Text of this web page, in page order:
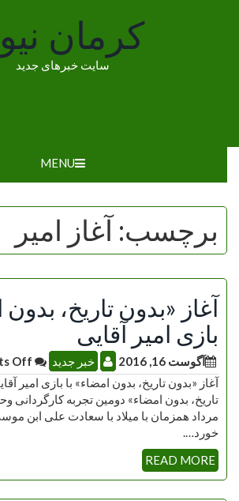
کرمان
سایت خبرهای جدید
MENU
برچسب: آغاز امیر
آغاز «بدون تاریخ، بدون
بازی امیر آقایی
آگوست 16, 2016 خبر جدید
آغاز «بدون تاریخ، بدون امضاء» با بازی امیر
مرداد همزمان با میلاد با سعادت علی ا‌بن
خورد….
READ MORE